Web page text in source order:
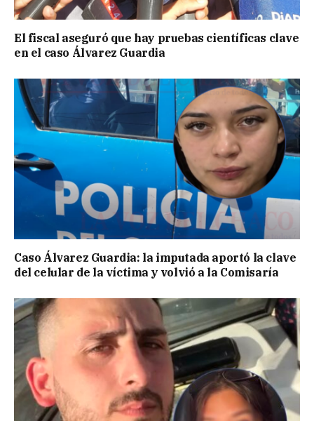
El fiscal aseguró que hay pruebas científicas clave
en el caso Álvarez Guardia
Caso Álvarez Guardia: la imputada aportó la clave
del celular de la víctima y volvió a la Comisaría